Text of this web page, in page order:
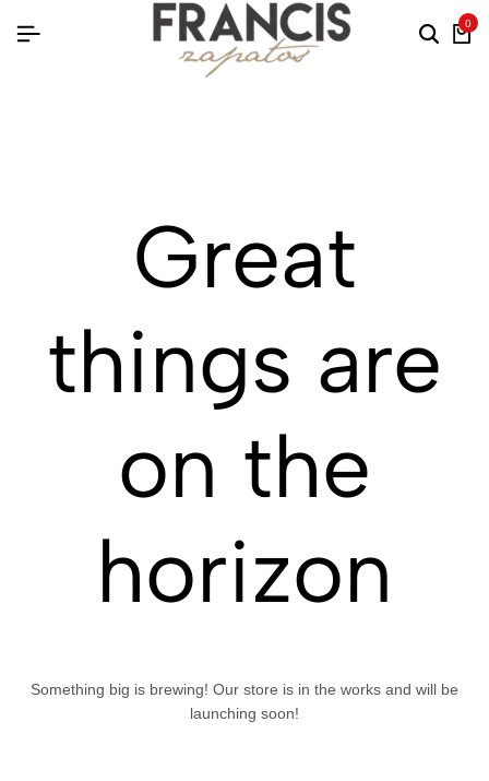
0
Great
things are
on the
horizon
Something big is brewing! Our store is in the works and will be
launching soon!